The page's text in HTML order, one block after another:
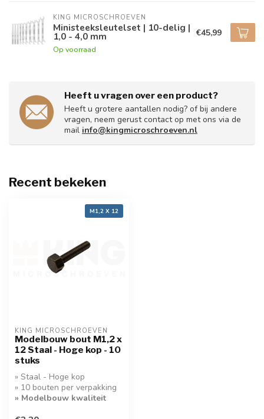
KING MICROSCHROEVEN
Ministeeksleutelset | 10-delig |
1,0 - 4,0 mm
Op voorraad
€45,99
Heeft u vragen over een product?
Heeft u grotere aantallen nodig? of bij andere
vragen, neem gerust contact op met ons via de
mail info@kingmicroschroeven.nl
Recent bekeken
M1,2 X 12
KING MICROSCHROEVEN
Modelbouw bout M1,2 x
12 Staal - Hoge kop - 10
stuks
» Staal - Hoge kop
» 10 bouten per verpakking
» Modelbouw kwaliteit